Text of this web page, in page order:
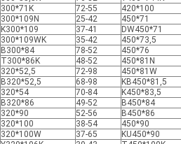
300*71K 72-55
420*100
300*109N 25-42
450*71
K300*109 37-41
DW450*71
300*109WK 35-42
450*73,5
B300*84 78-52
450*76
T300*86K 48-52
450*81N
320*52,5 72-98
450*81W
B320*52,5 68-98
KB450*81,5
320*54 70-84
K450*83,5
B320*86 49-52
B450*84
320*90 52-56
B450*86
320*100 38-54
450*90
320*100W 37-65
KU450*90